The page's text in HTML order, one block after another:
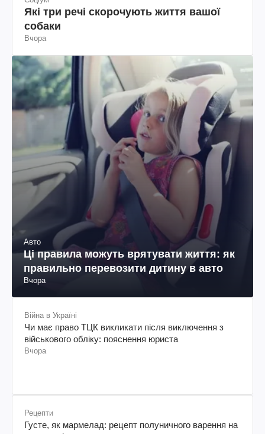
Які три речі скорочують життя вашої
собаки
Вчора
Авто
Ці правила можуть врятувати життя: як
правильно перевозити дитину в авто
Вчора
Війна в Україні
Чи має право ТЦК викликати після виключення з
військового обліку: пояснення юриста
Вчора
Рецепти
Густе, як мармелад: рецепт полуничного варення на